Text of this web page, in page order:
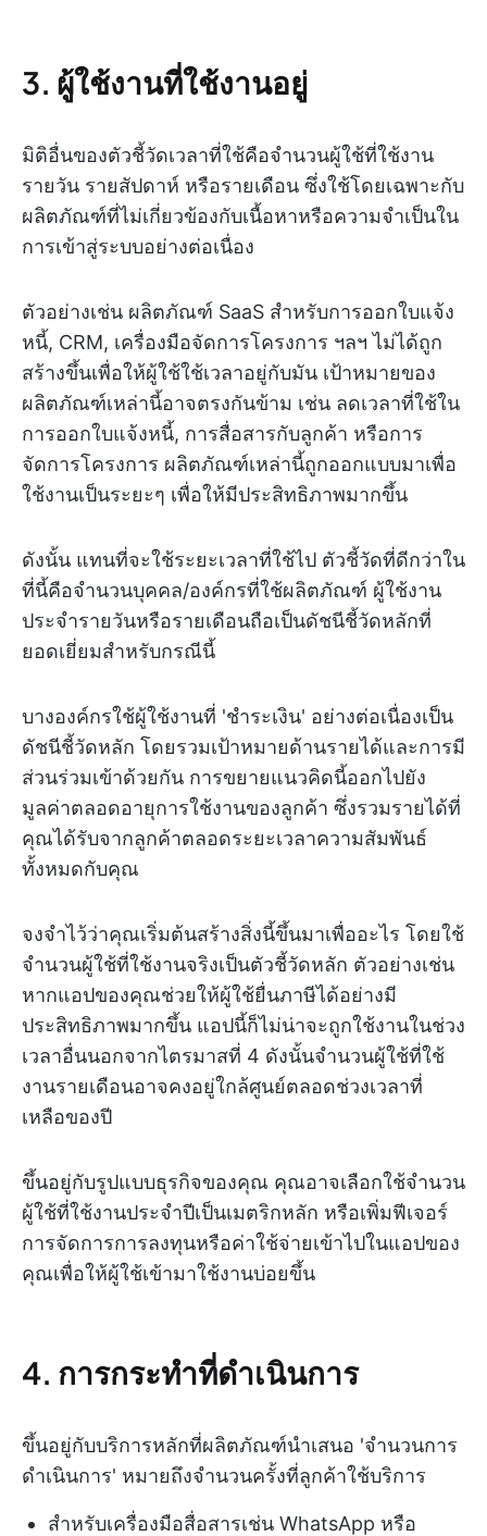
3. ผู้ใช้งานที่ใช้งานอยู่
มิติอื่นของตัวชี้วัดเวลาที่ใช้คือจำนวนผู้ใช้ที่ใช้งาน
รายวัน รายสัปดาห์ หรือรายเดือน ซึ่งใช้โดยเฉพาะกับ
ผลิตภัณฑ์ที่ไม่เกี่ยวข้องกับเนื้อหาหรือความจำเป็นใน
การเข้าสู่ระบบอย่างต่อเนื่อง
ตัวอย่างเช่น ผลิตภัณฑ์ SaaS สำหรับการออกใบแจ้ง
หนี้, CRM, เครื่องมือจัดการโครงการ ฯลฯ ไม่ได้ถูก
สร้างขึ้นเพื่อให้ผู้ใช้ใช้เวลาอยู่กับมัน เป้าหมายของ
ผลิตภัณฑ์เหล่านี้อาจตรงกันข้าม เช่น ลดเวลาที่ใช้ใน
การออกใบแจ้งหนี้, การสื่อสารกับลูกค้า หรือการ
จัดการโครงการ ผลิตภัณฑ์เหล่านี้ถูกออกแบบมาเพื่อ
ใช้งานเป็นระยะๆ เพื่อให้มีประสิทธิภาพมากขึ้น
ดังนั้น แทนที่จะใช้ระยะเวลาที่ใช้ไป ตัวชี้วัดที่ดีกว่าใน
ที่นี้คือจำนวนบุคคล/องค์กรที่ใช้ผลิตภัณฑ์ ผู้ใช้งาน
ประจำรายวันหรือรายเดือนถือเป็นดัชนีชี้วัดหลักที่
ยอดเยี่ยมสำหรับกรณีนี้
บางองค์กรใช้ผู้ใช้งานที่ 'ชำระเงิน' อย่างต่อเนื่องเป็น
ดัชนีชี้วัดหลัก โดยรวมเป้าหมายด้านรายได้และการมี
ส่วนร่วมเข้าด้วยกัน การขยายแนวคิดนี้ออกไปยัง
มูลค่าตลอดอายุการใช้งานของลูกค้า ซึ่งรวมรายได้ที่
คุณได้รับจากลูกค้าตลอดระยะเวลาความสัมพันธ์
ทั้งหมดกับคุณ
จงจำไว้ว่าคุณเริ่มต้นสร้างสิ่งนี้ขึ้นมาเพื่ออะไร โดยใช้
จำนวนผู้ใช้ที่ใช้งานจริงเป็นตัวชี้วัดหลัก ตัวอย่างเช่น
หากแอปของคุณช่วยให้ผู้ใช้ยื่นภาษีได้อย่างมี
ประสิทธิภาพมากขึ้น แอปนี้ก็ไม่น่าจะถูกใช้งานในช่วง
เวลาอื่นนอกจากไตรมาสที่ 4 ดังนั้นจำนวนผู้ใช้ที่ใช้
งานรายเดือนอาจคงอยู่ใกล้ศูนย์ตลอดช่วงเวลาที่
เหลือของปี
ขึ้นอยู่กับรูปแบบธุรกิจของคุณ คุณอาจเลือกใช้จำนวน
ผู้ใช้ที่ใช้งานประจำปีเป็นเมตริกหลัก หรือเพิ่มฟีเจอร์
การจัดการการลงทุนหรือค่าใช้จ่ายเข้าไปในแอปของ
คุณเพื่อให้ผู้ใช้เข้ามาใช้งานบ่อยขึ้น
4. การกระทำที่ดำเนินการ
ขึ้นอยู่กับบริการหลักที่ผลิตภัณฑ์นำเสนอ 'จำนวนการ
ดำเนินการ' หมายถึงจำนวนครั้งที่ลูกค้าใช้บริการ
สำหรับเครื่องมือสื่อสารเช่น WhatsApp หรือ